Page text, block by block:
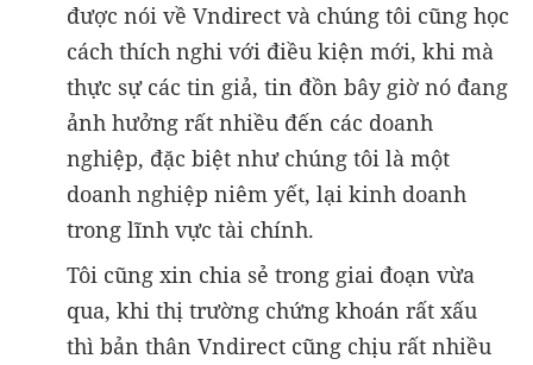
được nói về Vndirect và chúng tôi cũng học
cách thích nghi với điều kiện mới, khi mà
thực sự các tin giả, tin đồn bây giờ nó đang
ảnh hưởng rất nhiều đến các doanh
nghiệp, đặc biệt như chúng tôi là một
doanh nghiệp niêm yết, lại kinh doanh
trong lĩnh vực tài chính.
Tôi cũng xin chia sẻ trong giai đoạn vừa
qua, khi thị trường chứng khoán rất xấu
thì bản thân Vndirect cũng chịu rất nhiều